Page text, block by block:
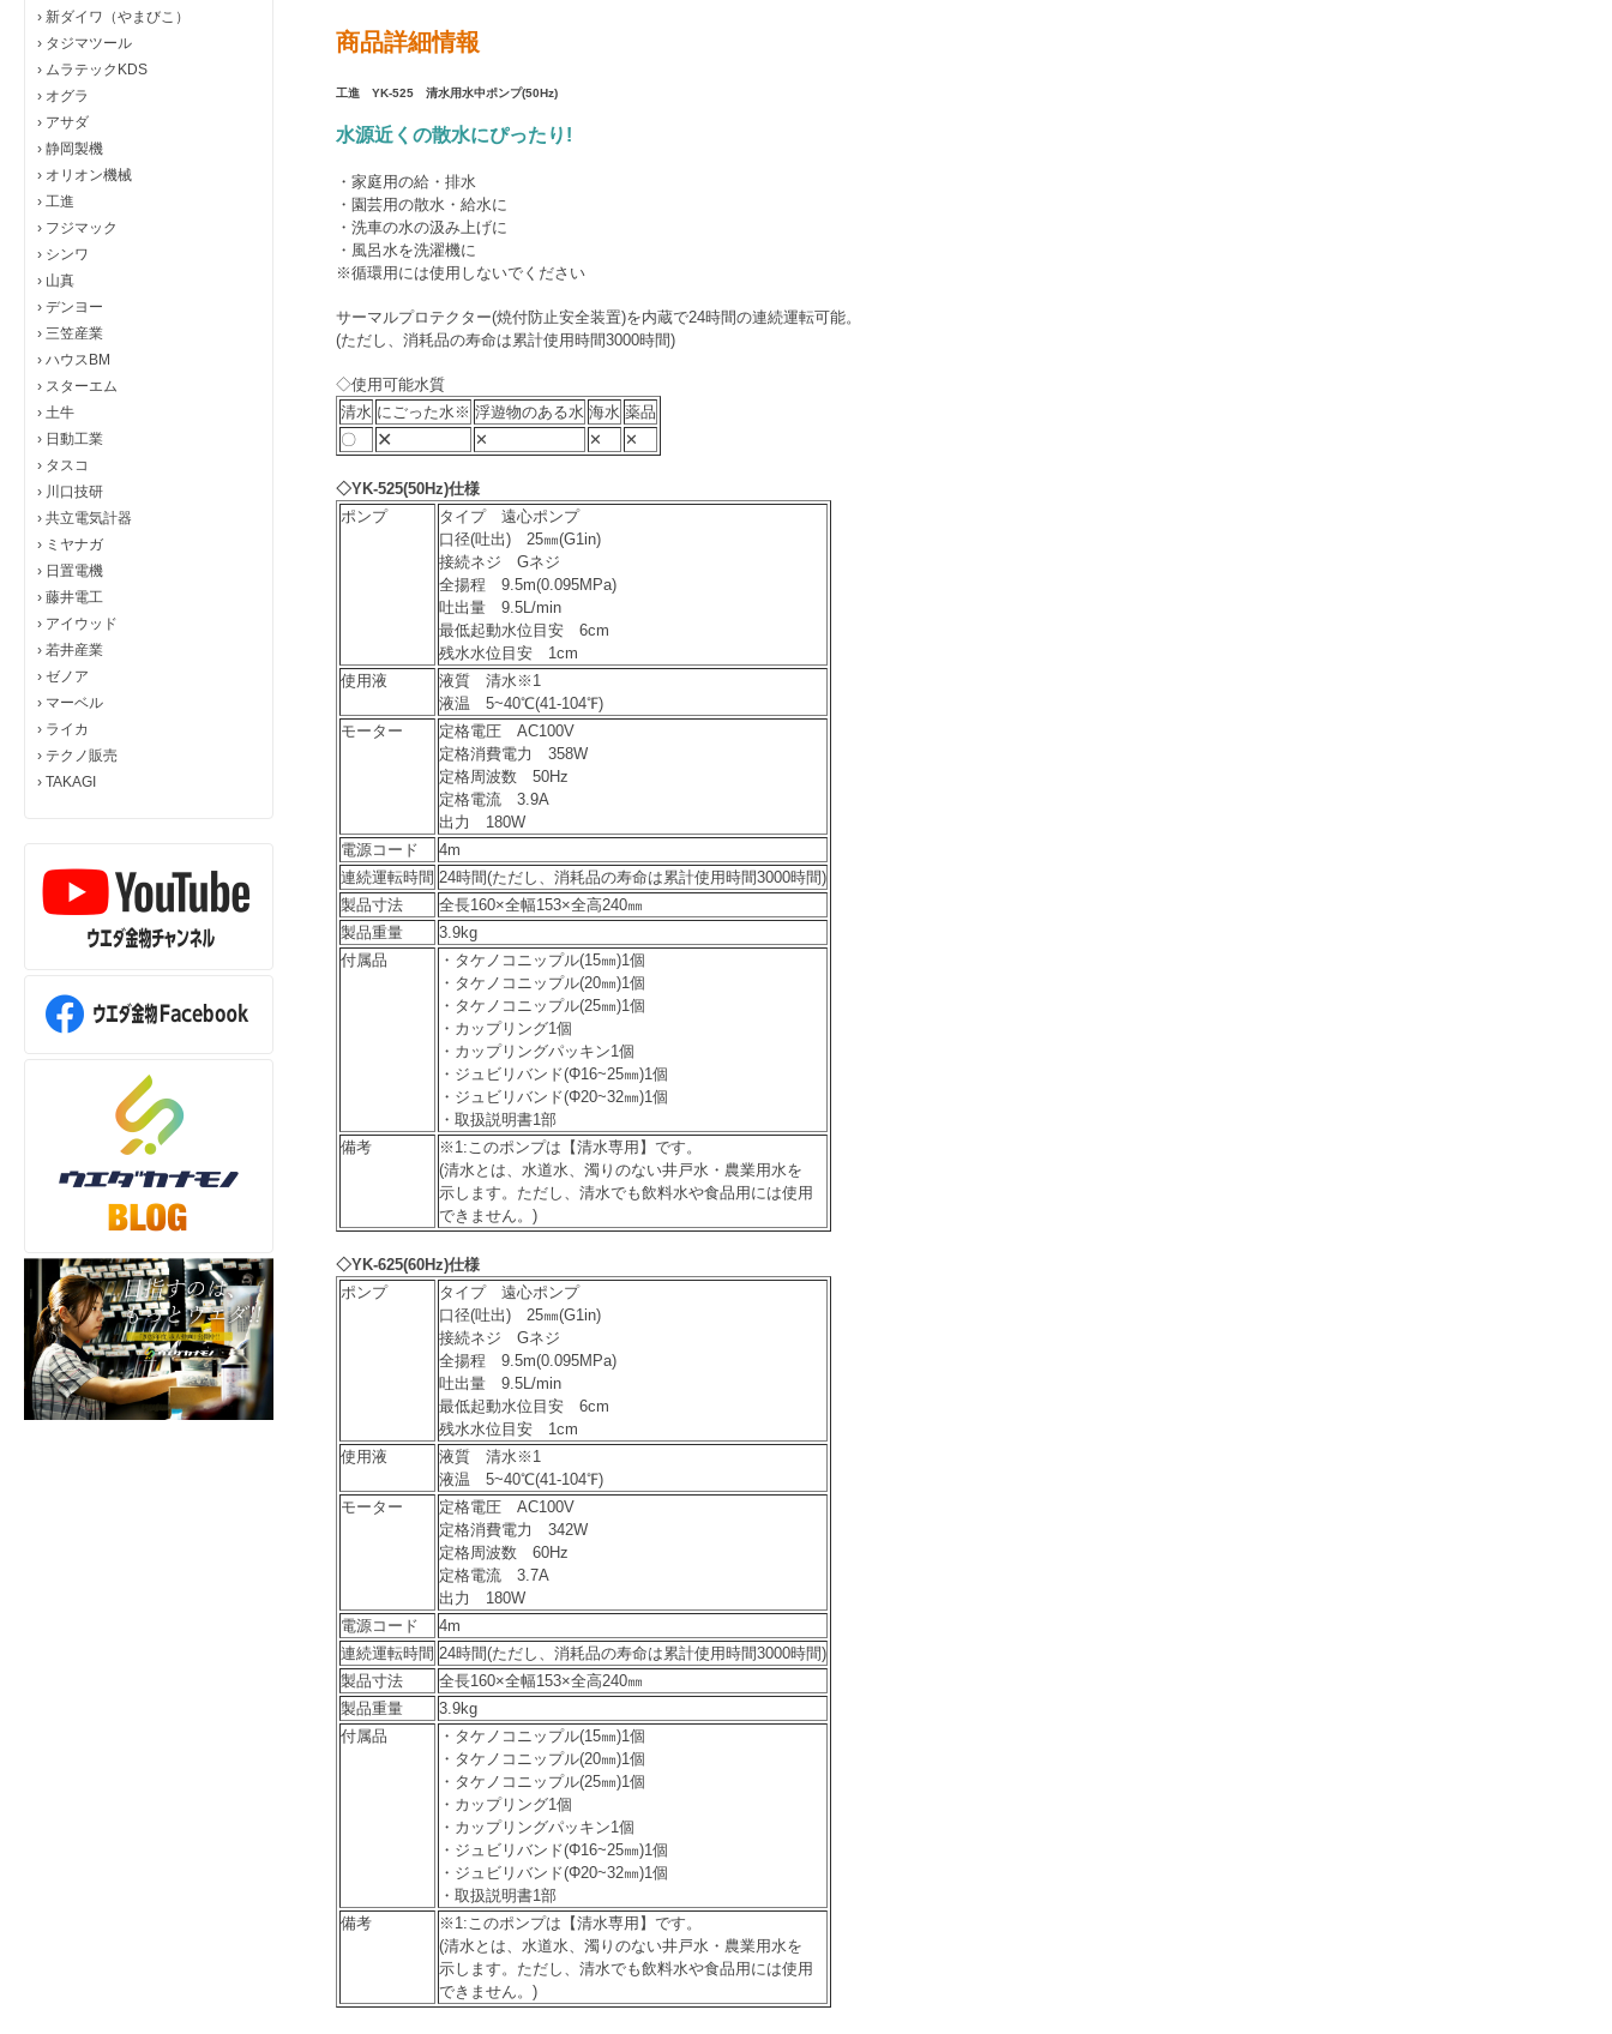
› 新ダイワ（やまびこ）
› タジマツール
› ムラテックKDS
› オグラ
› アサダ
› 静岡製機
› オリオン機械
› 工進
› フジマック
› シンワ
› 山真
› デンヨー
› 三笠産業
› ハウスBM
› スターエム
› 土牛
› 日動工業
› タスコ
› 川口技研
› 共立電気計器
› ミヤナガ
› 日置電機
› 藤井電工
› アイウッド
› 若井産業
› ゼノア
› マーベル
› ライカ
› テクノ販売
› TAKAGI
商品詳細情報
工進 YK-525 清水用水中ポンプ(50Hz)
水源近くの散水にぴったり!
・家庭用の給・排水
・園芸用の散水・給水に
・洗車の水の汲み上げに
・風呂水を洗濯機に
※循環用には使用しないでください
サーマルプロテクター(焼付防止安全装置)を内蔵で24時間の連続運転可能。
(ただし、消耗品の寿命は累計使用時間3000時間)
◇使用可能水質
清水 にごった水※ 浮遊物のある水 海水 薬品
〇
✕ ✕ ✕ ✕
◇YK-525(50Hz)仕様
ポンプ
タイプ 遠心ポンプ
口径(吐出) 25㎜(G1in)
接続ネジ Gネジ
全揚程 9.5m(0.095MPa)
吐出量 9.5L/min
最低起動水位目安 6cm
残水水位目安 1cm
使用液
液質 清水※1
液温 5~40℃(41-104℉)
モーター
定格電圧 AC100V
定格消費電力 358W
定格周波数 50Hz
定格電流 3.9A
出力 180W
電源コード
4m
連続運転時間 24時間(ただし、 消耗品の寿命は累計使用時間3000時間)
製品寸法
全長160×全幅153×全高240㎜
製品重量
3.9kg
付属品
・タケノコニップル(15㎜)1個
・タケノコニップル(20㎜)1個
・タケノコニップル(25㎜)1個
・カップリング1個
・カップリングパッキン1個
・ジュビリバンド(Φ16~25㎜)1個
・ジュビリバンド(Φ20~32㎜)1個
・取扱説明書1部
備考
※1:このポンプは【清水専用】です。
(清水とは、水道水、濁りのない井戸水・農業用水を
示します。ただし、清水でも飲料水や食品用には使用
できません。)
◇YK-625(60Hz)仕様
ポンプ
タイプ 遠心ポンプ
口径(吐出) 25㎜(G1in)
接続ネジ Gネジ
全揚程 9.5m(0.095MPa)
吐出量 9.5L/min
最低起動水位目安 6cm
残水水位目安 1cm
使用液
液質 清水※1
液温 5~40℃(41-104℉)
モーター
定格電圧 AC100V
定格消費電力 342W
定格周波数 60Hz
定格電流 3.7A
出力 180W
電源コード
4m
連続運転時間 24時間(ただし、 消耗品の寿命は累計使用時間3000時間)
製品寸法
全長160×全幅153×全高240㎜
製品重量
3.9kg
付属品
・タケノコニップル(15㎜)1個
・タケノコニップル(20㎜)1個
・タケノコニップル(25㎜)1個
・カップリング1個
・カップリングパッキン1個
・ジュビリバンド(Φ16~25㎜)1個
・ジュビリバンド(Φ20~32㎜)1個
・取扱説明書1部
備考
※1:このポンプは【清水専用】です。
(清水とは、水道水、濁りのない井戸水・農業用水を
示します。ただし、清水でも飲料水や食品用には使用
できません。)